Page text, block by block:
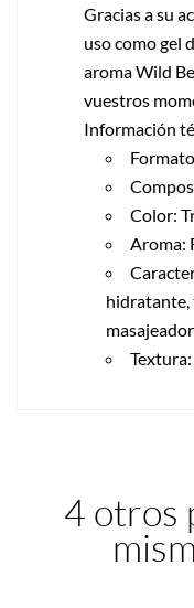
Gracias a su
uso como gel
aroma Wild
vuestros
Información
Color:
Aroma:
hidratante,
Textura:
4 otros